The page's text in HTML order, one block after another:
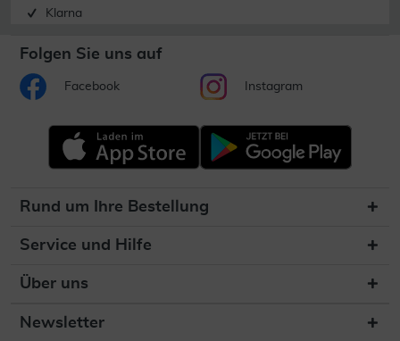
Klarna
Folgen Sie uns auf
Facebook Instagram
Rund um Ihre Bestellung
Service und Hilfe
Über uns
Newsletter